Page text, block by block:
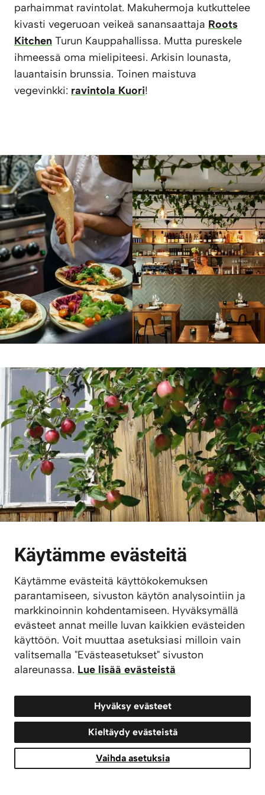
parhaimmat ravintolat. Makuhermoja kutkuttelee
kivasti vegeruoan veikeä sanansaattaja Roots
Kitchen Turun Kauppahallissa. Mutta pureskele
ihmeessä oma mielipiteesi. Arkisin lounasta,
lauantaisin brunssia. Toinen maistuva
vegevinkki: ravintola Kuori!
Kupittaan siirtolapuutarha:Ei ihan niin tunnettu
nähtävyys, mutta tietäjät tietää. Kupittaan
siirtolapuutarha jatkaa Kupittaan alueen jo 1700-
luvulla alkanutta aivan erityistä
kaupunkipuutarhahistoriaa. Valloittava vuoden
ympäri, saa mennä ja tutkia.
Teksti Jemina Sormunen. Kuvat Terri Vahtera, Joonas
Tsokkinen ja Visit Turku.
Julkaistu14.09.2022| Päivitetty16.09.2022
Käytämme evästeitä
Käytämme evästeitä käyttökokemuksen
parantamiseen, sivuston käytön analysointiin ja
markkinoinnin kohdentamiseen. Hyväksymällä
evästeet annat meille luvan kaikkien evästeiden
käyttöön. Voit muuttaa asetuksiasi milloin vain
valitsemalla "Evästeasetukset" sivuston
alareunassa. Lue lisää evästeistä
Hyväksy evästeet
Kieltäydy evästeistä
Vaihda asetuksia